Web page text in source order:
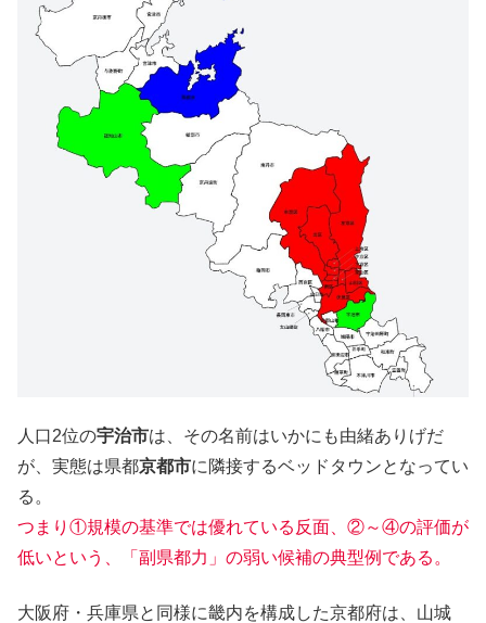
人口2位の宇治市は、その名前はいかにも由緒ありげだ
が、実態は県都京都市に隣接するベッドタウンとなってい
る。
つまり①規模の基準では優れている反面、②～④の評価が
低いという、「副県都力」の弱い候補の典型例である。
大阪府・兵庫県と同様に畿内を構成した京都府は、山城